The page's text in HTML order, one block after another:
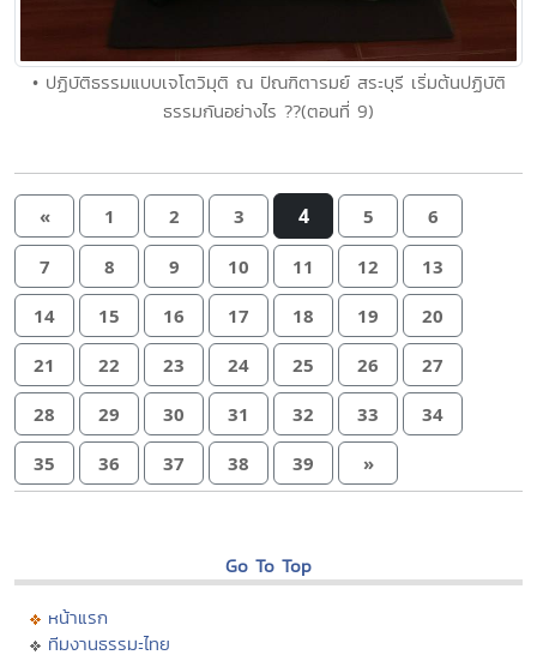
• ปฏิบัติธรรมแบบเจโตวิมุติ ณ ปัณฑิตารมย์ สระบุรี เริ่มต้นปฏิบัติ
ธรรมกันอย่างไร ??(ตอนที่ 9)
« 1 2 3 4 5 6
7 8 9 10 11 12 13
14 15 16 17 18 19 20
21 22 23 24 25 26 27
28 29 30 31 32 33 34
35 36 37 38 39 »
Go To Top
หน้าแรก
ทีมงานธรรมะไทย